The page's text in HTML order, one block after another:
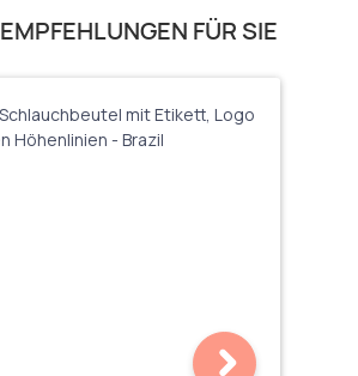
überspringen FÜR SIE